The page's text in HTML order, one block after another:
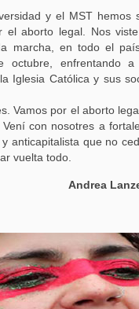
y el MST hemos
el aborto legal. Nos
marcha, en todo el
octubre, enfrentando a
Iglesia Católica y sus
Vamos por el aborto
con nosotres a
anticapitalista que no
vuelta todo.
Andrea